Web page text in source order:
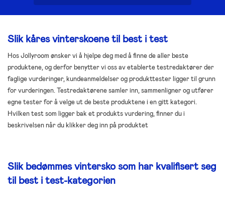
Slik kåres vinterskoene til best i test
Hos Jollyroom ønsker vi å hjelpe deg med å finne de aller beste
produktene, og derfor benytter vi oss av etablerte testredaktører der
faglige vurderinger, kundeanmeldelser og produkttester ligger til grunn
for vurderingen. Testredaktørene samler inn, sammenligner og utfører
egne tester for å velge ut de beste produktene i en gitt kategori.
Hvilken test som ligger bak et produkts vurdering, finner du i
beskrivelsen når du klikker deg inn på produktet
Slik bedømmes vintersko som har kvalifisert seg
til best i test-kategorien